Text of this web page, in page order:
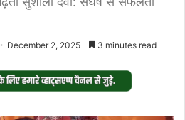
December 2, 2025 3 minutes read